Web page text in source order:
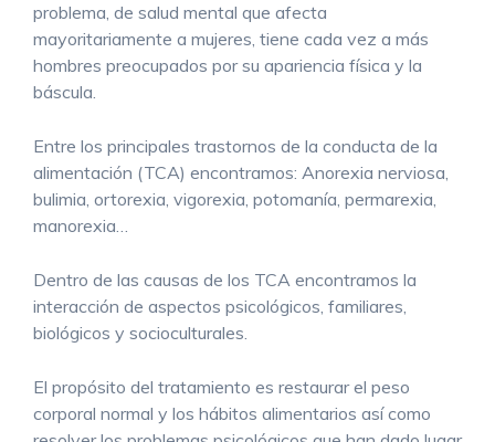
problema, de salud mental que afecta
mayoritariamente a mujeres, tiene cada vez a más
hombres preocupados por su apariencia física y la
báscula.
Entre los principales trastornos de la conducta de la
alimentación (TCA) encontramos: Anorexia nerviosa,
bulimia, ortorexia, vigorexia, potomanía, permarexia,
manorexia…
Dentro de las causas de los TCA encontramos la
interacción de aspectos psicológicos, familiares,
biológicos y socioculturales.
El propósito del tratamiento es restaurar el peso
corporal normal y los hábitos alimentarios así como